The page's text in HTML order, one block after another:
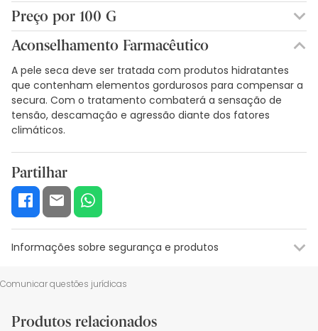
GLICEROL, PARAFINA MOLE BRANCA, PARAFINA LÍQUIDA,
MONOESTEARATO DE GLICEROL, ÁCIDO ESTEREÁTICO,
POLIDIMETILCICLORO-SILOXANO, ÓLEO DE SILICONE,
MACROGOL 600, TROLAMINA, PARAHIDROXIBENZOATO DE
PROPILO (E216), ÁGUA PURIFICADA.
Preço por 100 G
2,40€ / 100 g
Aconselhamento Farmacêutico
A pele seca deve ser tratada com produtos hidratantes
que contenham elementos gordurosos para compensar a
secura. Com o tratamento combaterá a sensação de
tensão, descamação e agressão diante dos fatores
climáticos.
Partilhar
Informações sobre segurança e produtos
Informações sobre o rótulo
Comunicar questões jurídicas
Produtos relacionados